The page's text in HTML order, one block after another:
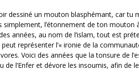
dessiné un mouton blasphémant, car
simplement, l’étonnement de ton mouton
années, au nom de l’islam, tout est
représenter l’« ironie de la
Voici des années que la tonsure de
de l’Enfer et dévore les insoumis, afin de